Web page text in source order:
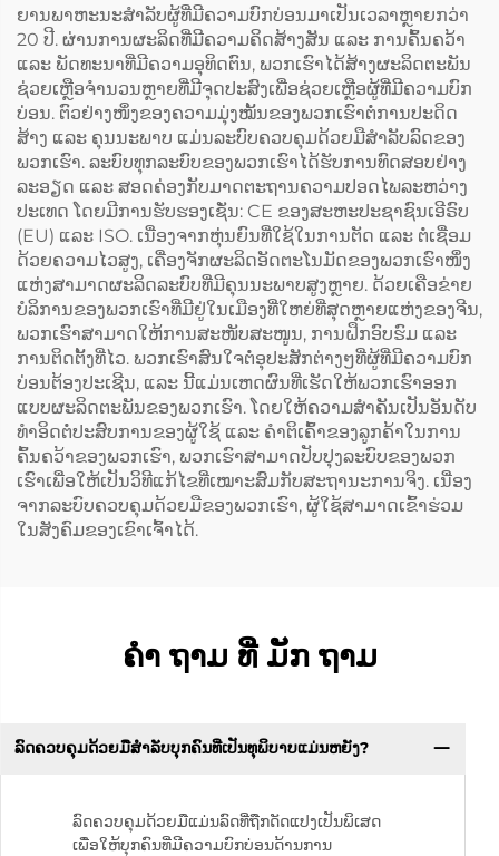
ຍານພາຫະນະສຳລັບຜູ້ທີ່ມີຄວາມບົກບ່ອນມາເປັນເວລາຫຼາຍກວ່າ
20 ປີ. ຜ່ານການຜະລິດທີ່ມີຄວາມຄິດສ້າງສັນ ແລະ ການຄົ້ນຄວ້າ
ແລະ ພັດທະນາທີ່ມີຄວາມອຸທິດຕົນ, ພວກເຮົາໄດ້ສ້າງຜະລິດຕະພັນ
ຊ່ວຍເຫຼືອຈຳນວນຫຼາຍທີ່ມີຈຸດປະສົງເພື່ອຊ່ວຍເຫຼືອຜູ້ທີ່ມີຄວາມບົກ
ບ່ອນ. ຕົວຢ່າງໜຶ່ງຂອງຄວາມມຸ່ງໝັ້ນຂອງພວກເຮົາຕໍ່ການປະດິດ
ສ້າງ ແລະ ຄຸນນະພາບ ແມ່ນລະບົບຄວບຄຸມດ້ວຍມືສຳລັບລົດຂອງ
ພວກເຮົາ. ລະບົບທຸກລະບົບຂອງພວກເຮົາໄດ້ຮັບການທົດສອບຢ່າງ
ລະອຽດ ແລະ ສອດຄ່ອງກັບມາດຕະຖານຄວາມປອດໄພລະຫວ່າງ
ປະເທດ ໂດຍມີການຮັບຮອງເຊັ່ນ: CE ຂອງສະຫະປະຊາຊົນເອີຣົບ
(EU) ແລະ ISO. ເນື່ອງຈາກຫຸ່ນຍົນທີ່ໃຊ້ໃນການຕັດ ແລະ ຕໍ່ເຊື່ອມ
ດ້ວຍຄວາມໄວສູງ, ເຄື່ອງຈັກຜະລິດອັດຕະໂນມັດຂອງພວກເຮົາໜຶ່ງ
ແຫ່ງສາມາດຜະລິດລະບົບທີ່ມີຄຸນນະພາບສູງຫຼາຍ. ດ້ວຍເຄືອຂ່າຍ
ບໍລິການຂອງພວກເຮົາທີ່ມີຢູ່ໃນເມືອງທີ່ໃຫຍ່ທີ່ສຸດຫຼາຍແຫ່ງຂອງຈີນ,
ພວກເຮົາສາມາດໃຫ້ການສະໜັບສະໜູນ, ການຝຶກອົບຮົມ ແລະ
ການຕິດຕັ້ງທີ່ໄວ. ພວກເຮົາສົນໃຈຕໍ່ອຸປະສັກຕ່າງໆທີ່ຜູ້ທີ່ມີຄວາມບົກ
ບ່ອນຕ້ອງປະເຊີນ, ແລະ ນີ້ແມ່ນເຫດຜົນທີ່ເຮັດໃຫ້ພວກເຮົາອອກ
ແບບຜະລິດຕະພັນຂອງພວກເຮົາ. ໂດຍໃຫ້ຄວາມສຳຄັນເປັນອັນດັບ
ທຳອິດຕໍ່ປະສົບການຂອງຜູ້ໃຊ້ ແລະ ຄຳຕິເຄົ້າຂອງລູກຄ້າໃນການ
ຄົ້ນຄວ້າຂອງພວກເຮົາ, ພວກເຮົາສາມາດປັບປຸງລະບົບຂອງພວກ
ເຮົາເພື່ອໃຫ້ເປັນວິທີແກ້ໄຂທີ່ເໝາະສົມກັບສະຖານະການຈິງ. ເນື່ອງ
ຈາກລະບົບຄວບຄຸມດ້ວຍມືຂອງພວກເຮົາ, ຜູ້ໃຊ້ສາມາດເຂົ້າຮ່ວມ
ໃນສັງຄົມຂອງເຂົາເຈົ້າໄດ້.
ຄໍາ ຖາມ ທີ່ ມັກ ຖາມ
ລົດຄວບຄຸມດ້ວຍມືສຳລັບບຸກຄົນທີ່ເປັນທຸພິບາບແມ່ນຫຍັງ?
ລົດຄວບຄຸມດ້ວຍມືແມ່ນລົດທີ່ຖືກດັດແປງເປັນພິເສດ
ເພື່ອໃຫ້ບຸກຄົນທີ່ມີຄວາມບົກບ່ອນດ້ານການ